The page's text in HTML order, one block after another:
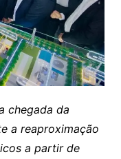
chegada da
a reaproximação
a partir de